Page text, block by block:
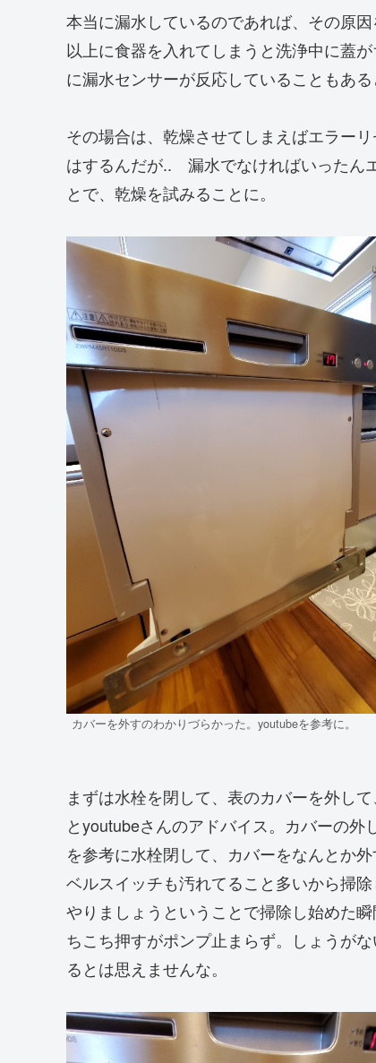
本当に漏水しているのであれば、その原
以上に食器を入れてしまうと洗浄中に蓋
に漏水センサーが反応していることもあ
その場合は、乾燥させてしまえばエラー
はするんだが.. 漏水でなければいったん
とで、乾燥を試みることに。
カバーを外すのわかりづらかった。youtubeを参考に。
まずは水栓を閉して、表のカバーを外し
とyoutubeさんのアドバイス。カバーの
を参考に水栓閉して、カバーをなんとか
ベルスイッチも汚れてること多いから掃
やりましょうということで掃除し始めた
ちこち押すがポンプ止まらず。しょうが
るとは思えませんな。